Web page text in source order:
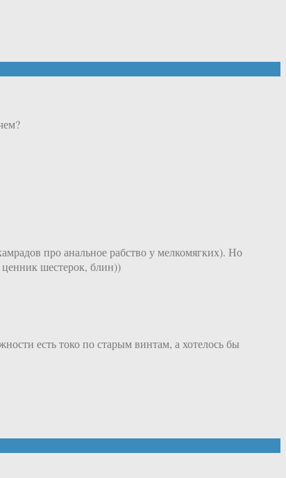
про анальное рабство у мелкомягких). Но
шестерок, блин))
есть токо по старым винтам, а хотелось бы